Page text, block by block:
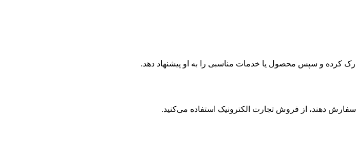
کرده و سپس محصول یا خدمات مناسبی را به او پیشنهاد دهد.
دهند، از فروش تجارت الکترونیک استفاده می‌کنید.